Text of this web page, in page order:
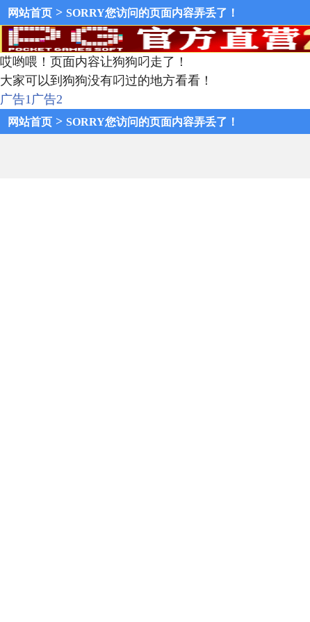
网站首页 > SORRY您访问的页面内容弄丢了！
哎哟喂！页面内容让狗狗叼走了！
大家可以到狗狗没有叼过的地方看看！
广告1广告2
网站首页 > SORRY您访问的页面内容弄丢了！